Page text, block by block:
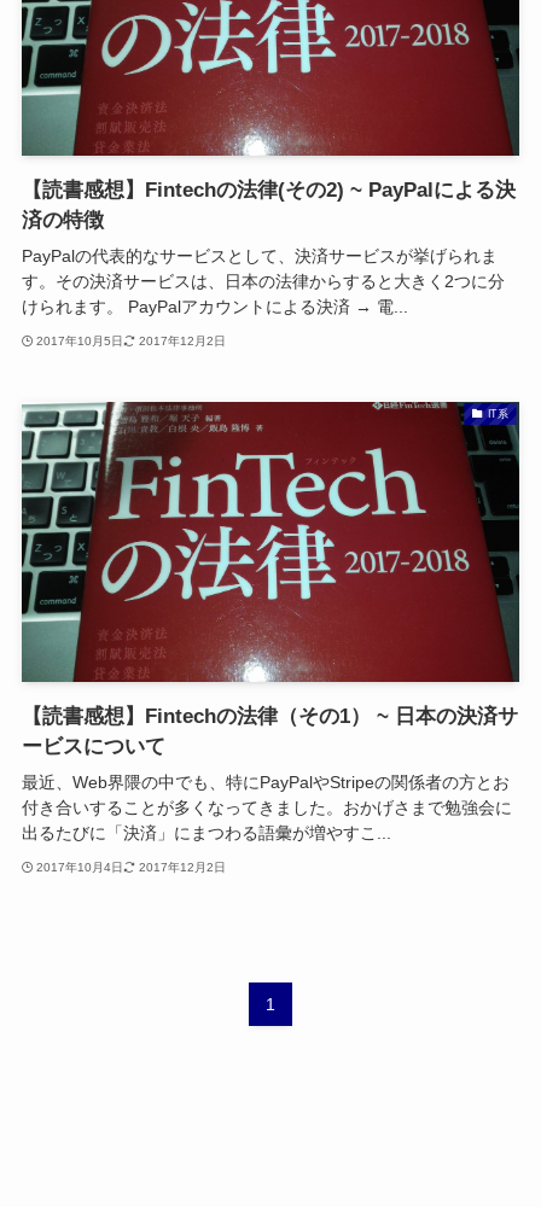
【読書感想】Fintechの法律(その2) ~ PayPalによる決
済の特徴
PayPalの代表的なサービスとして、決済サービスが挙げられま
す。その決済サービスは、日本の法律からすると大きく2つに分
けられます。 PayPalアカウントによる決済 → 電...
2017年10月5日 2017年12月2日
IT系
【読書感想】Fintechの法律（その1） ~ 日本の決済サ
ービスについて
最近、Web界隈の中でも、特にPayPalやStripeの関係者の方とお
付き合いすることが多くなってきました。おかげさまで勉強会に
出るたびに「決済」にまつわる語彙が増やすこ...
2017年10月4日 2017年12月2日
1